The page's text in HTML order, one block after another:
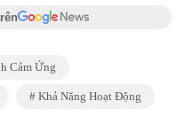
Cảm Ứng
Khả Năng Hoạt Động